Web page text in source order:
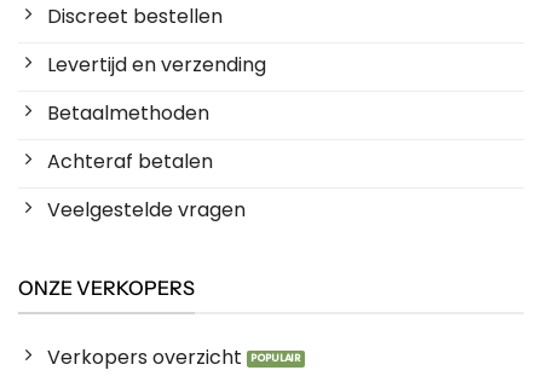
Discreet bestellen
Levertijd en verzending
Betaalmethoden
Achteraf betalen
Veelgestelde vragen
ONZE VERKOPERS
Verkopers overzicht